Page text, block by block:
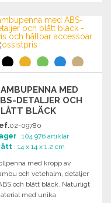
Begär offert
MED
DETALJER OCH
BLÄCK
02-09780
: 104 976 artiklar
: 14 x 14 x 1.2 cm
med kropp av
och vetehalm, detaljer
och blått bläck. Naturligt
med unika